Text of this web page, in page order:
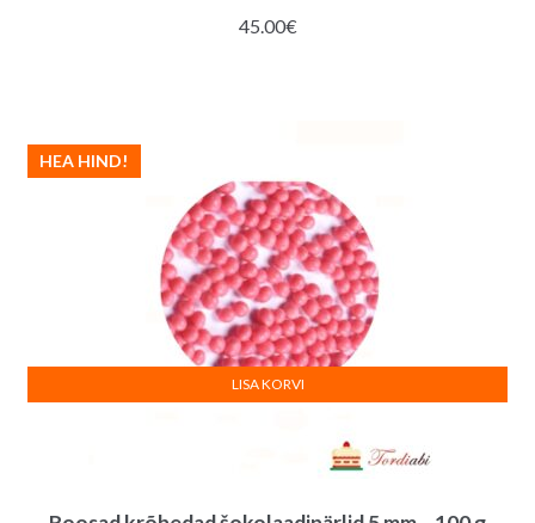
45.00€
HEA HIND!
LISA KORVI